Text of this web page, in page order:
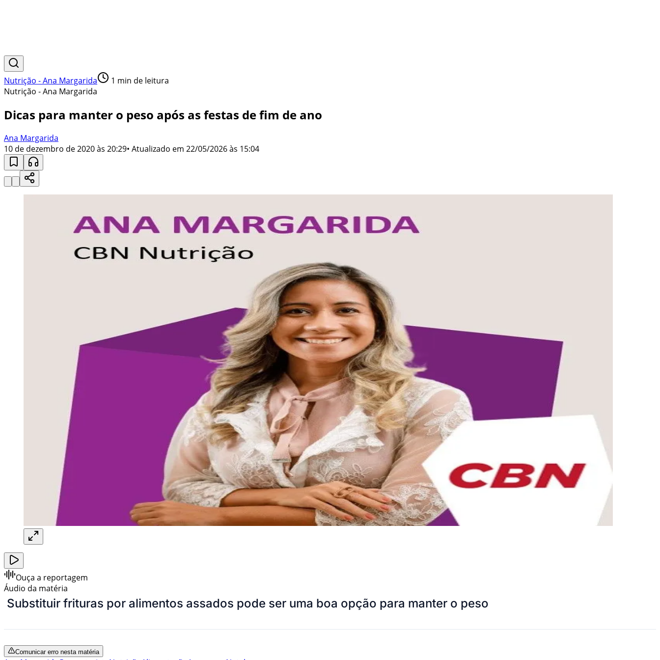
Nutrição - Ana Margarida 1 min de leitura
Nutrição - Ana Margarida
Dicas para manter o peso após as festas de fim de ano
Ana Margarida
10 de dezembro de 2020 às 20:29• Atualizado em 22/05/2026 às 15:04
Ouça a reportagem
Áudio da matéria
Substituir frituras por alimentos assados pode ser uma boa opção para manter o peso
Comunicar erro nesta matéria